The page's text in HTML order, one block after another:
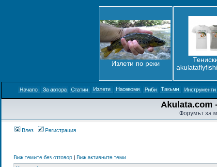
Излети по реки
Akulata.com
Форумът за
Влез Регистрация
Виж темите без отговор| Виж активните теми